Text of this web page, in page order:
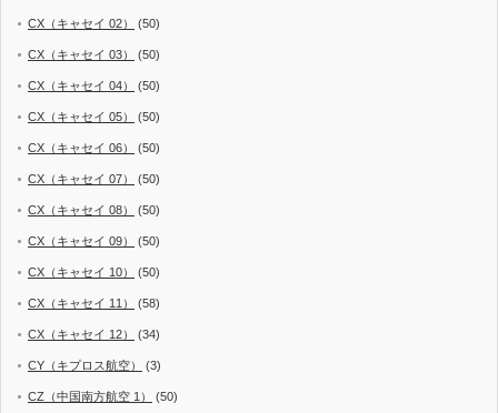
CX（キャセイ 02） (50)
CX（キャセイ 03） (50)
CX（キャセイ 04） (50)
CX（キャセイ 05） (50)
CX（キャセイ 06） (50)
CX（キャセイ 07） (50)
CX（キャセイ 08） (50)
CX（キャセイ 09） (50)
CX（キャセイ 10） (50)
CX（キャセイ 11） (58)
CX（キャセイ 12） (34)
CY（キプロス航空） (3)
CZ（中国南方航空 1） (50)